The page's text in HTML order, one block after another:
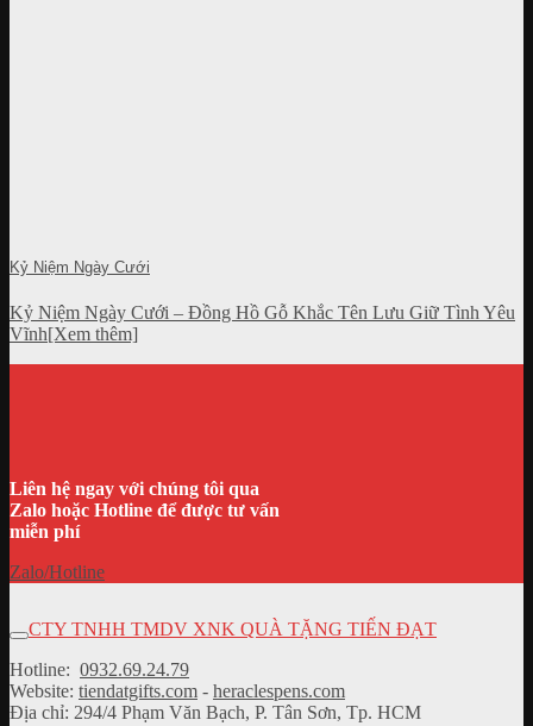
Kỷ Niệm Ngày Cưới
Kỷ Niệm Ngày Cưới – Đồng Hồ Gỗ Khắc Tên Lưu Giữ Tình Yêu
Vĩnh[Xem thêm]
Liên hệ ngay với chúng tôi qua
Zalo hoặc Hotline để được tư vấn
miễn phí
Zalo/Hotline
CTY TNHH TMDV XNK QUÀ TẶNG TIẾN ĐẠT
Hotline: 0932.69.24.79
Website: tiendatgifts.com - heraclespens.com
Địa chỉ: 294/4 Phạm Văn Bạch, P. Tân Sơn, Tp. HCM